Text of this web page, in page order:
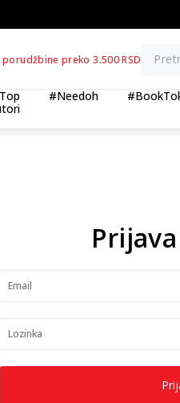
porudžbine preko 3.500 RSD
Top
#Needoh
Email
Lozinka